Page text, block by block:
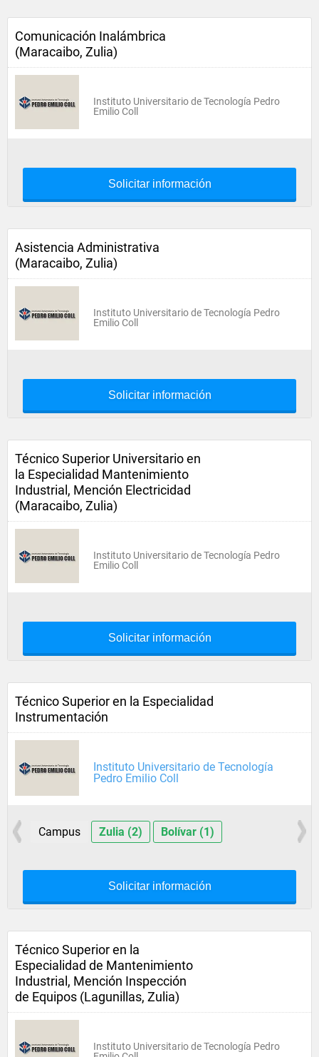
Comunicación Inalámbrica
(Maracaibo, Zulia)
Instituto Universitario de Tecnología Pedro
Emilio Coll
Solicitar información
Asistencia Administrativa
(Maracaibo, Zulia)
Instituto Universitario de Tecnología Pedro
Emilio Coll
Solicitar información
Técnico Superior Universitario en
la Especialidad Mantenimiento
Industrial, Mención Electricidad
(Maracaibo, Zulia)
Instituto Universitario de Tecnología Pedro
Emilio Coll
Solicitar información
Técnico Superior en la Especialidad
Instrumentación
Instituto Universitario de Tecnología
Pedro Emilio Coll
Campus Zulia (2) Bolívar (1)
Solicitar información
Técnico Superior en la
Especialidad de Mantenimiento
Industrial, Mención Inspección
de Equipos (Lagunillas, Zulia)
Instituto Universitario de Tecnología Pedro